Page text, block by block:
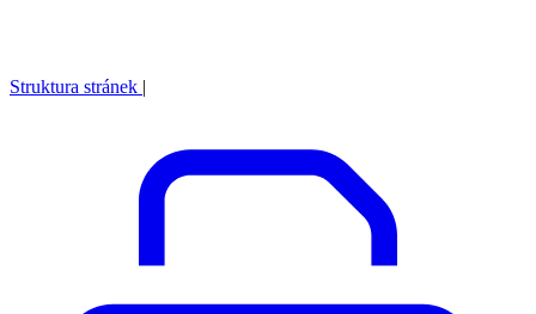
Struktura stránek |